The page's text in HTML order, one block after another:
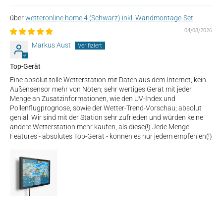
wetteronline home 4 (Schwarz) inkl. Wandmontage-Set
04/08/2026
Markus Aust
Top-Gerät
Eine absolut tolle Wetterstation mit Daten aus dem Internet; kein
Außensensor mehr von Nöten; sehr wertiges Gerät mit jeder
Menge an Zusatzinformationen, wie den UV-Index und
Pollenflugprognose, sowie der Wetter-Trend-Vorschau; absolut
genial. Wir sind mit der Station sehr zufrieden und würden keine
andere Wetterstation mehr kaufen, als diese(!) Jede Menge
Features - absolutes Top-Gerät - können es nur jedem empfehlen(!)